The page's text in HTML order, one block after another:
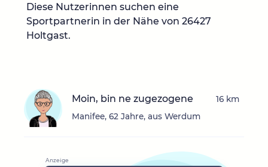
Diese Nutzerinnen suchen eine
Sportpartnerin in der Nähe von 26427
Holtgast.
Moin, bin ne zugezogene
Manifee, 62 Jahre, aus Werdum
16 km